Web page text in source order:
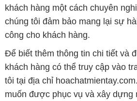
khách hàng một cách chuyên
chúng tôi đảm bảo mang lại sự
công cho khách hàng.
Để biết thêm thông tin chi tiết và
khách hàng có thể truy cập vào
tôi tại địa chỉ
muốn được phục vụ và xây dựng